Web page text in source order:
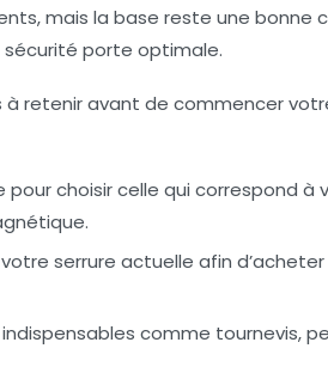
mais la base reste une bonne
sécurité porte optimale.
à retenir avant de commencer
pour choisir celle qui correspond à
serrure actuelle afin
indispensables comme tournevis,